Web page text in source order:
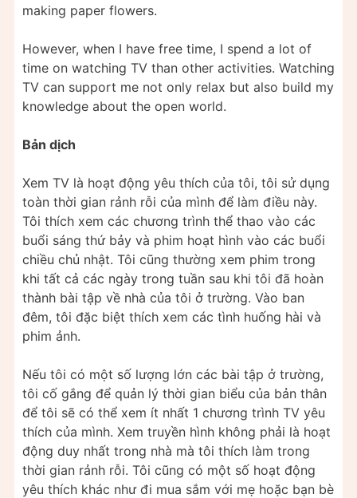
making paper flowers.
However, when I have free time, I spend a lot of
time on watching TV than other activities. Watching
TV can support me not only relax but also build my
knowledge about the open world.
Bản dịch
Xem TV là hoạt động yêu thích của tôi, tôi sử dụng
toàn thời gian rảnh rỗi của mình để làm điều này.
Tôi thích xem các chương trình thể thao vào các
buổi sáng thứ bảy và phim hoạt hình vào các buổi
chiều chủ nhật. Tôi cũng thường xem phim trong
khi tất cả các ngày trong tuần sau khi tôi đã hoàn
thành bài tập về nhà của tôi ở trường. Vào ban
đêm, tôi đặc biệt thích xem các tình huống hài và
phim ảnh.
Nếu tôi có một số lượng lớn các bài tập ở trường,
tôi cố gắng để quản lý thời gian biểu của bản thân
để tôi sẽ có thể xem ít nhất 1 chương trình TV yêu
thích của mình. Xem truyền hình không phải là hoạt
động duy nhất trong nhà mà tôi thích làm trong
thời gian rảnh rỗi. Tôi cũng có một số hoạt động
yêu thích khác như đi mua sắm với mẹ hoặc bạn bè